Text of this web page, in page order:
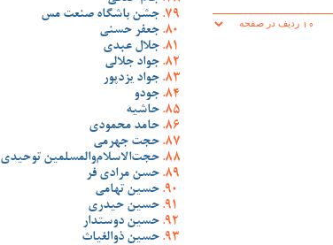
جشن باشگاه صنعت مس
جعفر حسنی
جلال عبدی
جواد جلالی
جواد یزدپور
جودو
حاشیه
حامد محمودی
حجت جهرمی
حجت‌الاسلام‌والمسلمین توحیدی
حسن مرادی فر
حسین تهامی
حسین حیدری
حسین دوستدار
حسین ذوالغیاث